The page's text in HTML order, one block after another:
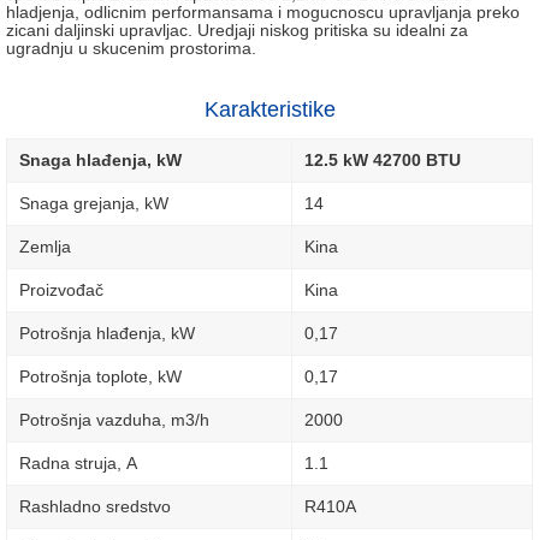
hladjenja, odlicnim performansama i mogucnoscu upravljanja preko
zicani daljinski upravljac. Uredjaji niskog pritiska su idealni za
ugradnju u skucenim prostorima.
Karakteristike
Snaga hlađenja, kW 12.5 kW 42700 BTU
Snaga grejanja, kW 14
Zemlja Kina
Proizvođač Kina
Potrošnja hlađenja, kW 0,17
Potrošnja toplote, kW 0,17
Potrošnja vazduha, m3/h 2000
Radna struja, А 1.1
Rashladno sredstvo R410A